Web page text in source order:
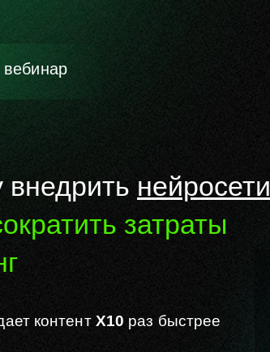
контентХ10 раз быстрее
внедрить нейросети
затраты